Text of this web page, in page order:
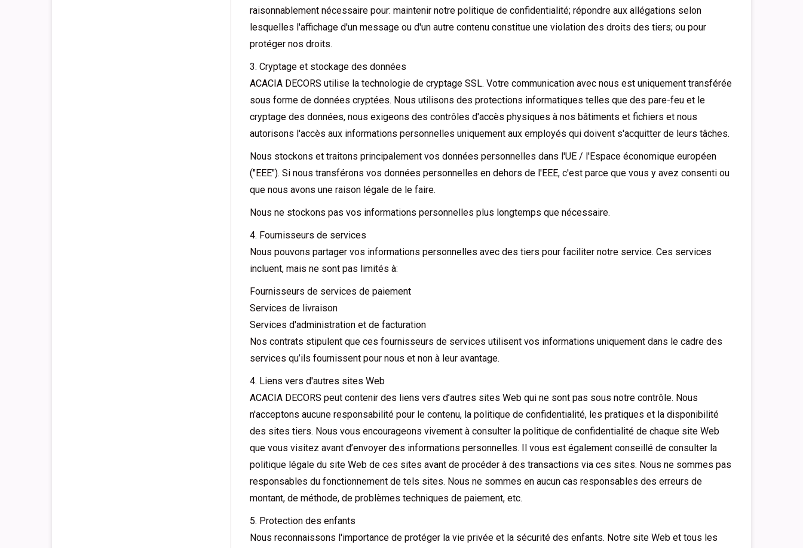
raisonnablement nécessaire pour: maintenir notre politique de confidentialité; répondre aux allégations selon
lesquelles l'affichage d'un message ou d'un autre contenu constitue une violation des droits des tiers; ou pour
protéger nos droits.
3. Cryptage et stockage des données
ACACIA DECORS utilise la technologie de cryptage SSL. Votre communication avec nous est uniquement transférée
sous forme de données cryptées. Nous utilisons des protections informatiques telles que des pare-feu et le
cryptage des données, nous exigeons des contrôles d'accès physiques à nos bâtiments et fichiers et nous
autorisons l'accès aux informations personnelles uniquement aux employés qui doivent s'acquitter de leurs tâches.
Nous stockons et traitons principalement vos données personnelles dans l'UE / l'Espace économique européen
("EEE"). Si nous transférons vos données personnelles en dehors de l'EEE, c'est parce que vous y avez consenti ou
que nous avons une raison légale de le faire.
Nous ne stockons pas vos informations personnelles plus longtemps que nécessaire.
4. Fournisseurs de services
Nous pouvons partager vos informations personnelles avec des tiers pour faciliter notre service. Ces services
incluent, mais ne sont pas limités à:
Fournisseurs de services de paiement
Services de livraison
Services d'administration et de facturation
Nos contrats stipulent que ces fournisseurs de services utilisent vos informations uniquement dans le cadre des
services qu’ils fournissent pour nous et non à leur avantage.
4. Liens vers d'autres sites Web
ACACIA DECORS peut contenir des liens vers d’autres sites Web qui ne sont pas sous notre contrôle. Nous
n'acceptons aucune responsabilité pour le contenu, la politique de confidentialité, les pratiques et la disponibilité
des sites tiers. Nous vous encourageons vivement à consulter la politique de confidentialité de chaque site Web
que vous visitez avant d’envoyer des informations personnelles. Il vous est également conseillé de consulter la
politique légale du site Web de ces sites avant de procéder à des transactions via ces sites. Nous ne sommes pas
responsables du fonctionnement de tels sites. Nous ne sommes en aucun cas responsables des erreurs de
montant, de méthode, de problèmes techniques de paiement, etc.
5. Protection des enfants
Nous reconnaissons l'importance de protéger la vie privée et la sécurité des enfants. Notre site Web et tous les